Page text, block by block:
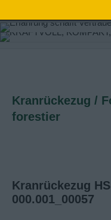
Kranrückezug /
forestier
Kranrückezug
000.001_00057